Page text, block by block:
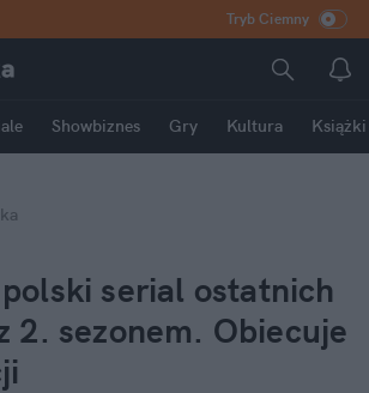
Tryb Ciemny
Showbiznes Gry Kultura Książki
serial ostatnich
2. sezonem. Obiecuje